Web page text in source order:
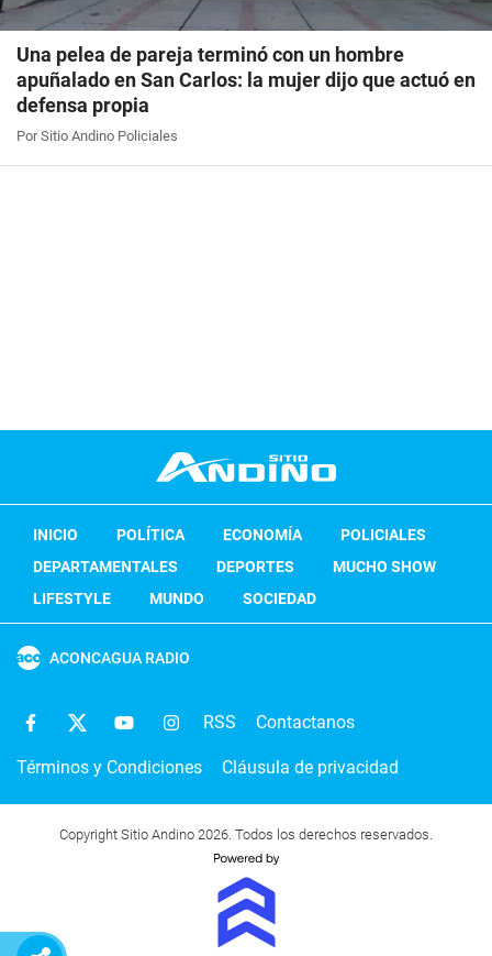
Una pelea de pareja terminó con un hombre
apuñalado en San Carlos: la mujer dijo que actuó en
defensa propia
Por Sitio Andino Policiales
INICIO POLÍTICA ECONOMÍA
POLICIALES
DEPARTAMENTALES
DEPORTES
MUCHO SHOW
LIFESTYLE
MUNDO SOCIEDAD
ACONCAGUA RADIO
RSS Contactanos
Términos y Condiciones Cláusula de privacidad
Copyright Sitio Andino 2026. Todos los derechos reservados.